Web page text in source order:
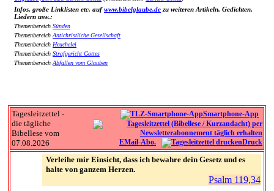
Infos, große Linklisten etc. aufwww.bibelglaube.de zu weiteren Artikeln, Gedichten,
Liedern usw.:
Themenbereich Sünden
Themenbereich Antichristliche Gesellschaft
Themenbereich Heuchelei
Themenbereich Strafgericht Gottes
Themenbereich Abfallen vom Glauben
Tagesleitzettel -
die tägliche
Bibellese vom
07.08.2026
Smartphone-App
EMail-Abo. Druck
Verleihe mir Einsicht, dass ich bewahre dein Gesetz und es
halte von ganzem Herzen.
Psalm 119,34